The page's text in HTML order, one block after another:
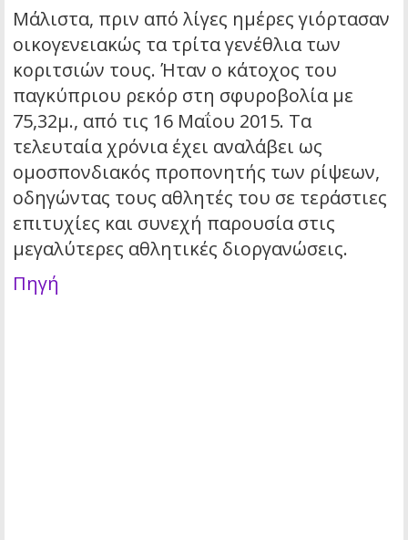
Μάλιστα, πριν από λίγες ημέρες γιόρτασαν
οικογενειακώς τα τρίτα γενέθλια των
κοριτσιών τους. Ήταν ο κάτοχος του
παγκύπριου ρεκόρ στη σφυροβολία με
75,32μ., από τις 16 Μαΐου 2015. Τα
τελευταία χρόνια έχει αναλάβει ως
ομοσπονδιακός προπονητής των ρίψεων,
οδηγώντας τους αθλητές του σε τεράστιες
επιτυχίες και συνεχή παρουσία στις
μεγαλύτερες αθλητικές διοργανώσεις.
Πηγή